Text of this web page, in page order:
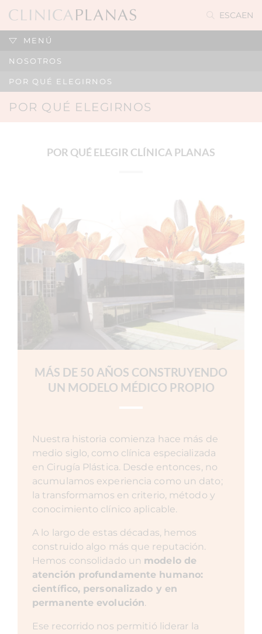
ESCAEN
MENÚ
NOSOTROS
POR QUÉ ELEGIRNOS
POR QUÉ ELEGIRNOS
POR QUÉ ELEGIR CLÍNICA PLANAS
MÁS DE 50 AÑOS CONSTRUYENDO
UN MODELO MÉDICO PROPIO
Nuestra historia comienza hace más de
medio siglo, como clínica especializada
en Cirugía Plástica. Desde entonces, no
acumulamos experiencia como un dato;
la transformamos en criterio, método y
conocimiento clínico aplicable.
A lo largo de estas décadas, hemos
construido algo más que reputación.
Hemos consolidado un modelo de
atención profundamente humano:
científico, personalizado y en
permanente evolución.
Ese recorrido nos permitió liderar la